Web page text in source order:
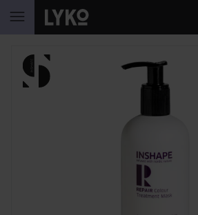
HOPPA TILL INNEHÅLLET